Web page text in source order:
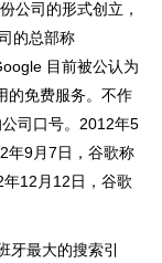
公司的形式创立，
的总部称
目前被公认为
的免费服务。不作
司口号。2012年5
年9月7日，谷歌称
12月12日，谷歌
最大的搜索引